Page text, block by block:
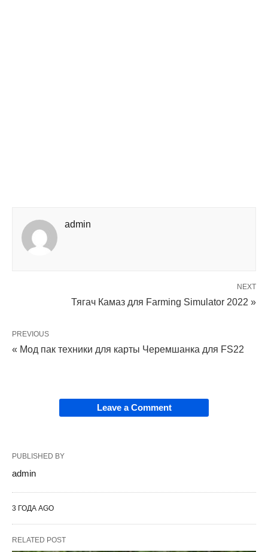
admin
NEXT
Тягач Камаз для Farming Simulator 2022 »
PREVIOUS
« Мод пак техники для карты Черемшанка для FS22
Leave a Comment
PUBLISHED BY
admin
3 ГОДА AGO
RELATED POST